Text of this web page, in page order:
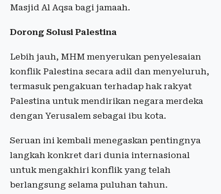
Masjid Al Aqsa bagi jamaah.
Dorong Solusi Palestina
Lebih jauh, MHM menyerukan penyelesaian
konflik Palestina secara adil dan menyeluruh,
termasuk pengakuan terhadap hak rakyat
Palestina untuk mendirikan negara merdeka
dengan Yerusalem sebagai ibu kota.
Seruan ini kembali menegaskan pentingnya
langkah konkret dari dunia internasional
untuk mengakhiri konflik yang telah
berlangsung selama puluhan tahun.